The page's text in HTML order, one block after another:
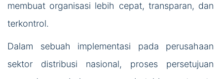
membuat organisasi lebih cepat, transparan, dan
terkontrol.
Dalam sebuah implementasi pada perusahaan
sektor distribusi nasional, proses persetujuan